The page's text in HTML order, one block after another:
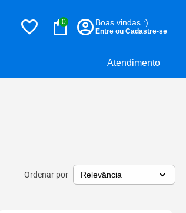
Atendimento
0 Boas vindas :)
Entre ou Cadastre-se
Ordenar por